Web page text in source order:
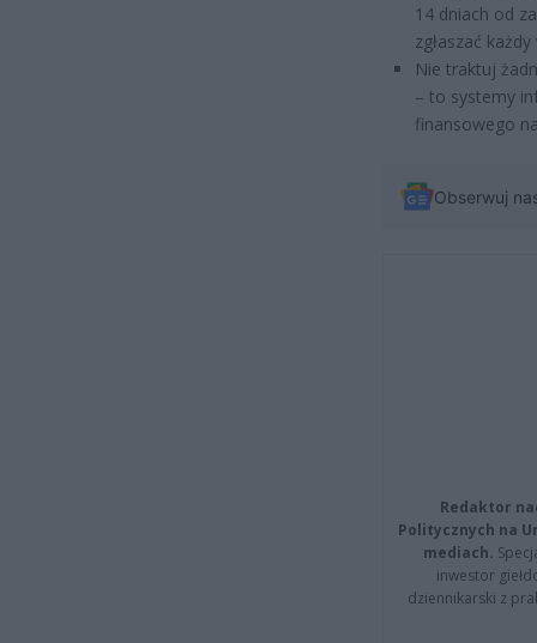
14 dniach od
zgłaszać
Nie traktuj
– to systemy
finansowego
Obserwuj
Redaktor
Politycznych na
mediach.
inwestor
dziennikarski z